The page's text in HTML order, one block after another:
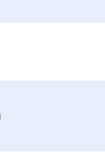
他、一部の教室では特